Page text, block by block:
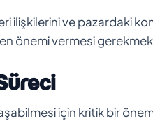
ilişkilerini ve pazardaki
önemi vermesi
için kritik bir